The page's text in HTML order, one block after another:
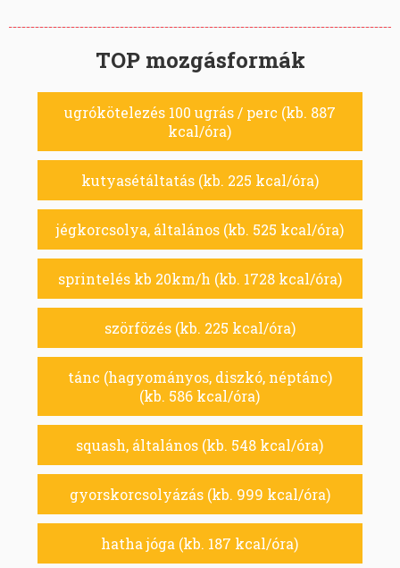
TOP mozgásformák
ugrókötelezés 100 ugrás / perc (kb. 887
kcal/óra)
kutyasétáltatás (kb. 225 kcal/óra)
jégkorcsolya, általános (kb. 525 kcal/óra)
sprintelés kb 20km/h (kb. 1728 kcal/óra)
szörfözés (kb. 225 kcal/óra)
tánc (hagyományos, diszkó, néptánc)
(kb. 586 kcal/óra)
squash, általános (kb. 548 kcal/óra)
gyorskorcsolyázás (kb. 999 kcal/óra)
hatha jóga (kb. 187 kcal/óra)